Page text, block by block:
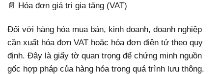
📄 Hóa đơn giá trị gia tăng (VAT)
Đối với hàng hóa mua bán, kinh doanh, doanh nghiệp
cần xuất hóa đơn VAT hoặc hóa đơn điện tử theo quy
định. Đây là giấy tờ quan trọng để chứng minh nguồn
gốc hợp pháp của hàng hóa trong quá trình lưu thông.